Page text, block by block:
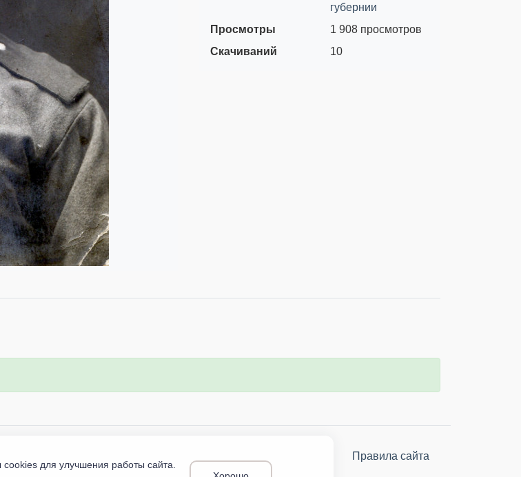
губернии
Просмотры
1 908 просмотров
Скачиваний
10
Правила сайта
для улучшения работы сайта.